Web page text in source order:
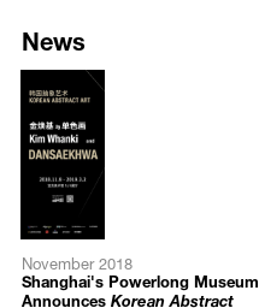
News
November 2018
Shanghai's Powerlong Museum
AnnouncesKorean Abstract